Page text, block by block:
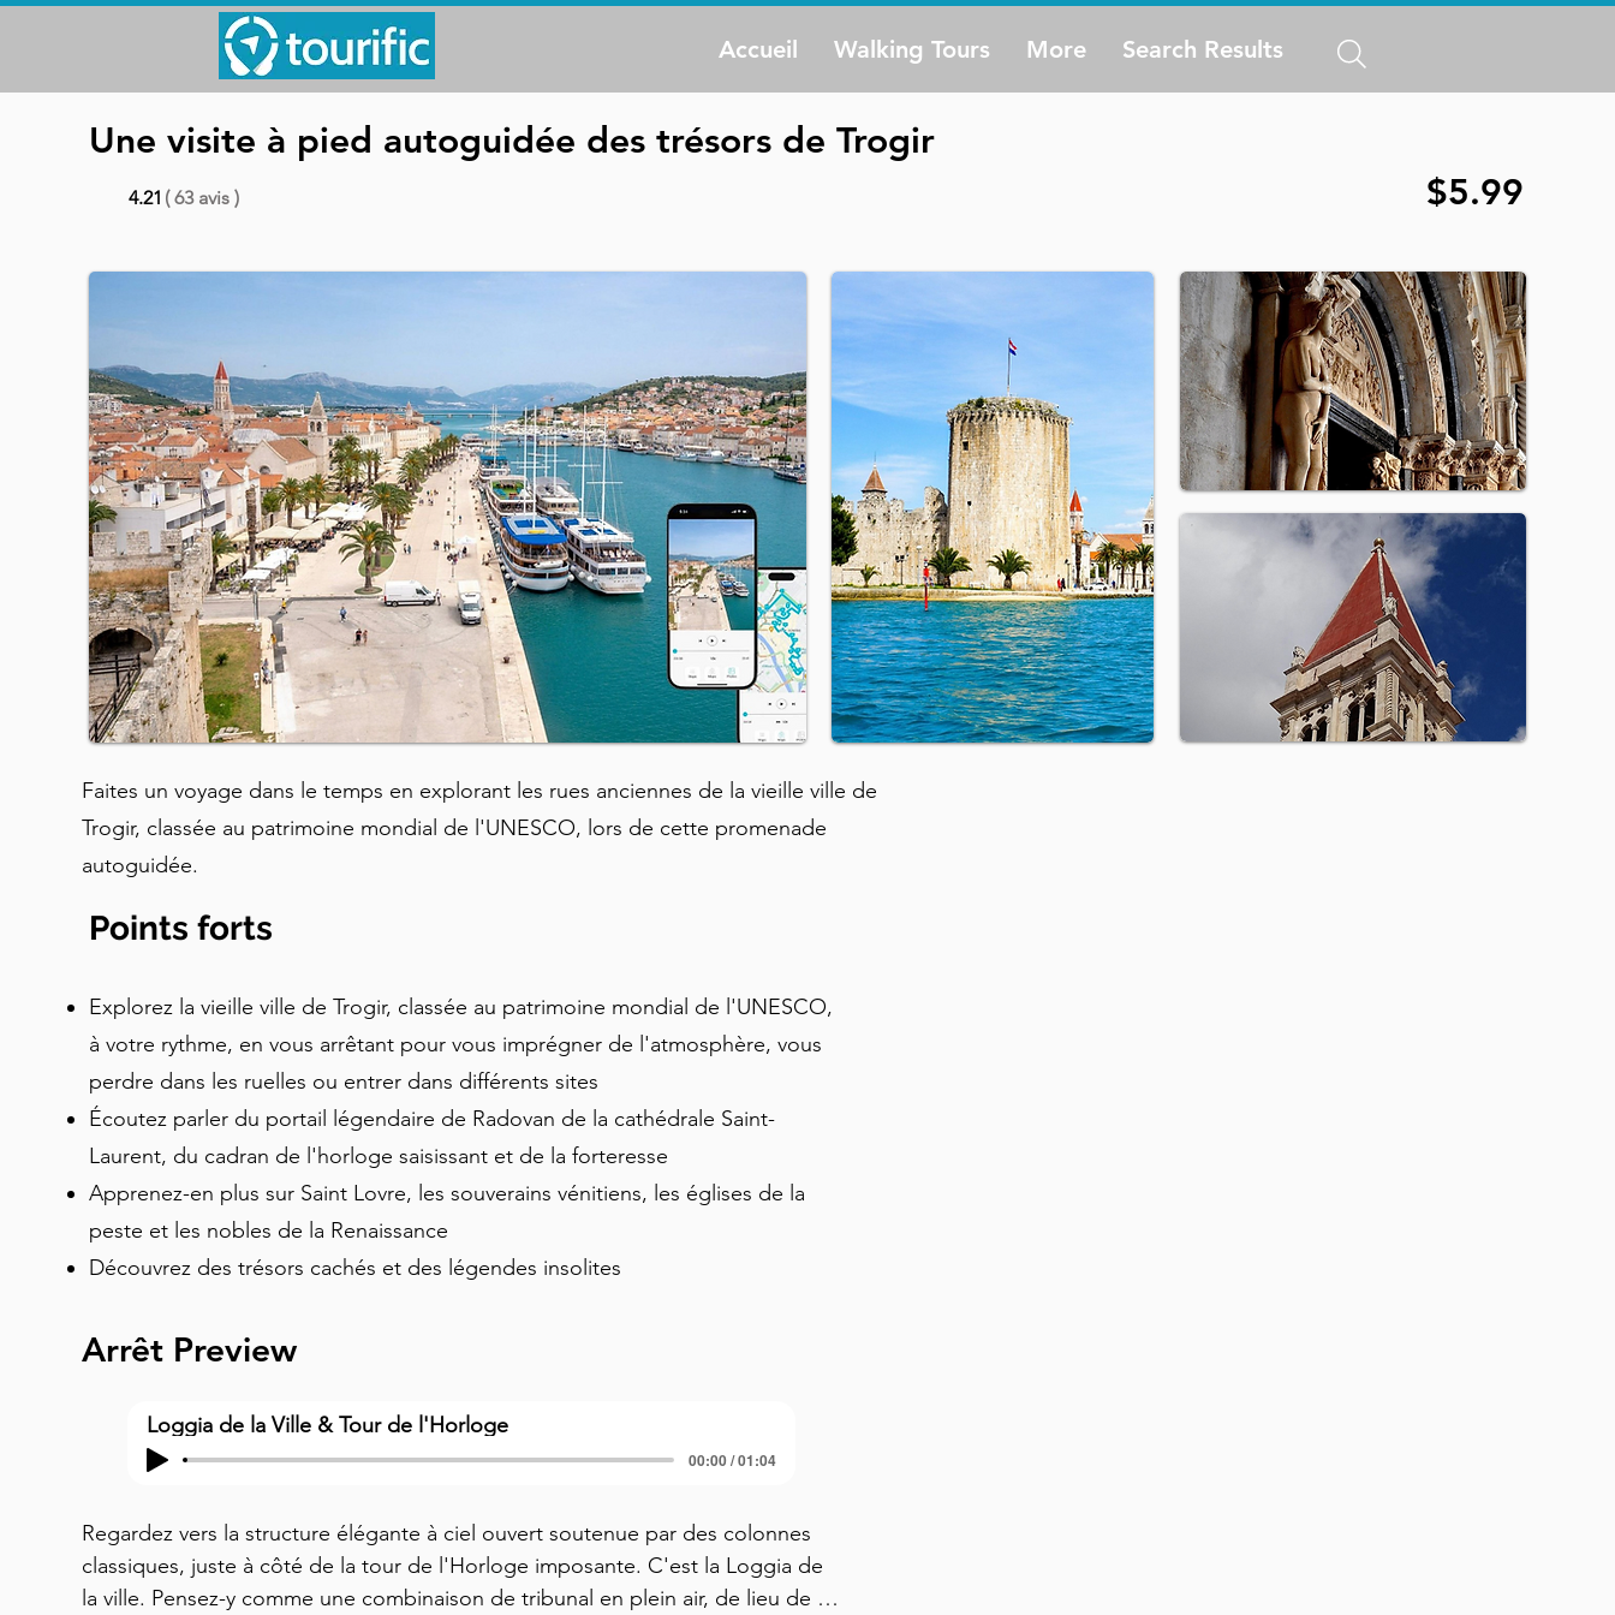
Accueil Walking Tours More Search Results
Une visite à pied autoguidée des trésors de Trogir
4.21 ( 63 avis ) $5.99
Faites un voyage dans le temps en explorant les rues anciennes de la vieille ville de
Trogir, classée au patrimoine mondial de l'UNESCO, lors de cette promenade
autoguidée.
Points forts
Explorez la vieille ville de Trogir, classée au patrimoine mondial de l'UNESCO,
à votre rythme, en vous arrêtant pour vous imprégner de l'atmosphère, vous
perdre dans les ruelles ou entrer dans différents sites
Écoutez parler du portail légendaire de Radovan de la cathédrale Saint-
Laurent, du cadran de l'horloge saisissant et de la forteresse
Apprenez-en plus sur Saint Lovre, les souverains vénitiens, les églises de la
peste et les nobles de la Renaissance
Découvrez des trésors cachés et des légendes insolites
Arrêt Preview
Loggia de la Ville & Tour de l'Horloge
00:00 / 01:04
Regardez vers la structure élégante à ciel ouvert soutenue par des colonnes
classiques, juste à côté de la tour de l'Horloge imposante. C'est la Loggia de
la ville. Pensez-y comme une combinaison de tribunal en plein air, de lieu de